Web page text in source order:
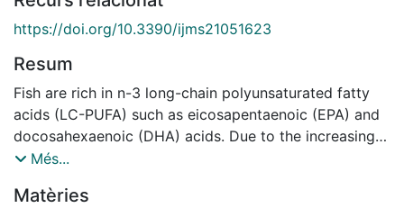
https://doi.org/10.3390/ijms21051623
Resum
Fish are rich in n-3 long-chain polyunsaturated fatty
acids (LC-PUFA) such as eicosapentaenoic (EPA) and
docosahexaenoic (DHA) acids. Due to the increasing
use of vegetable oils (VO), their proportion in diets has
composition. Rainbow trout cultured preadipocytes
Més...
Matèries